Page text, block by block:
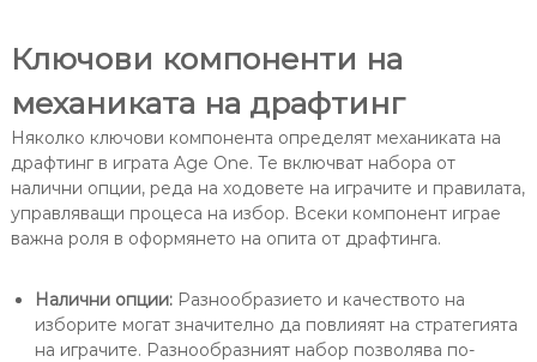
Ключови компоненти на
механиката на драфтинг
Няколко ключови компонента определят механиката на
драфтинг в играта Age One. Те включват набора от
налични опции, реда на ходовете на играчите и правилата,
управляващи процеса на избор. Всеки компонент играе
важна роля в оформянето на опита от драфтинга.
Налични опции:Разнообразието и качеството на
изборите могат значително да повлияят на стратегията
на играчите. Разнообразният набор позволява по-